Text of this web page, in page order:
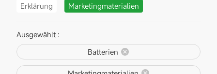
Erklärung Marketingmaterialien
Ausgewählt :
Batterien